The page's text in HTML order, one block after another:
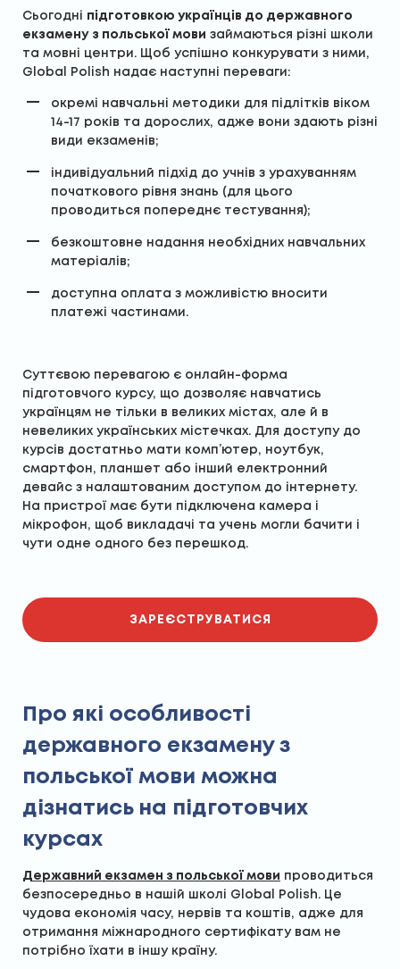
Сьогодні підготовкою українців до державного
екзамену з польської мови займаються різні школи
та мовні центри. Щоб успішно конкурувати з ними,
Global Polish надає наступні переваги:
окремі навчальні методики для підлітків віком
14-17 років та дорослих, адже вони здають різні
види екзаменів;
індивідуальний підхід до учнів з урахуванням
початкового рівня знань (для цього
проводиться попереднє тестування);
безкоштовне надання необхідних навчальних
матеріалів;
доступна оплата з можливістю вносити
платежі частинами.
Суттєвою перевагою є онлайн-форма
підготовчого курсу, що дозволяє навчатись
українцям не тільки в великих містах, але й в
невеликих українських містечках. Для доступу до
курсів достатньо мати комп’ютер, ноутбук,
смартфон, планшет або інший електронний
девайс з налаштованим доступом до інтернету.
На пристрої має бути підключена камера і
мікрофон, щоб викладачі та учень могли бачити і
чути одне одного без перешкод.
ЗАРЕЄСТРУВАТИСЯ
Про які особливості
державного екзамену з
польської мови можна
дізнатись на підготовчих
курсах
Державний екзамен з польської мови проводиться
безпосередньо в нашій школі Global Polish. Це
чудова економія часу, нервів та коштів, адже для
отримання міжнародного сертифікату вам не
потрібно їхати в іншу країну.